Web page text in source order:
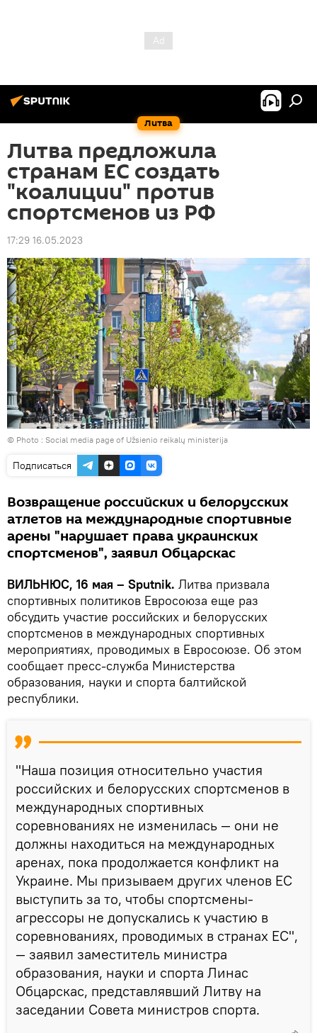
Литва
Литва предложила
странам ЕС создать
"коалиции" против
спортсменов из РФ
17:29 16.05.2023
© Photo : Social media page of Užsienio reikalų ministerija
Подписаться
Возвращение российских и белорусских
атлетов на международные спортивные
арены "нарушает права украинских
спортсменов", заявил Обцарскас
ВИЛЬНЮС, 16 мая – Sputnik. Литва призвала
спортивных политиков Евросоюза еще раз
обсудить участие российских и белорусских
спортсменов в международных спортивных
мероприятиях, проводимых в Евросоюзе. Об этом
сообщает пресс-служба Министерства
образования, науки и спорта балтийской
республики.
"Наша позиция относительно участия
российских и белорусских спортсменов в
международных спортивных
соревнованиях не изменилась — они не
должны находиться на международных
аренах, пока продолжается конфликт на
Украине. Мы призываем других членов ЕС
выступить за то, чтобы спортсмены-
агрессоры не допускались к участию в
соревнованиях, проводимых в странах ЕС",
— заявил заместитель министра
образования, науки и спорта Линас
Обцарскас, представлявший Литву на
заседании Совета министров спорта.